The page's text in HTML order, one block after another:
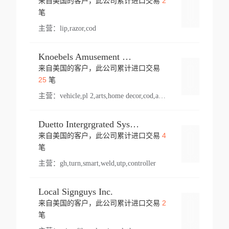
笔
主营： lip,razor,cod
Knoebels Amusement Resort
来自美国的客户，此公司累计进口交易
25笔
主营： vehicle,pl 2,arts,home decor,cod,amusement ride,sea
Duetto Intergrgrated Systems Inc.
来自美国的客户，此公司累计进口交易 4
笔
主营： gh,turn,smart,weld,utp,controller
Local Signguys Inc.
来自美国的客户，此公司累计进口交易 2
笔